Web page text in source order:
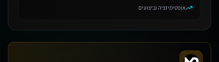
אופטימיזציה וביצועים